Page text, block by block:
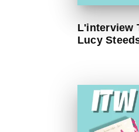
L'interview
Lucy